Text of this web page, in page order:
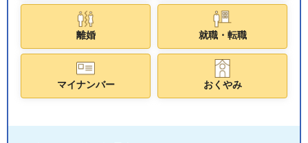
離婚 就職・転職
マイナンバー おくやみ